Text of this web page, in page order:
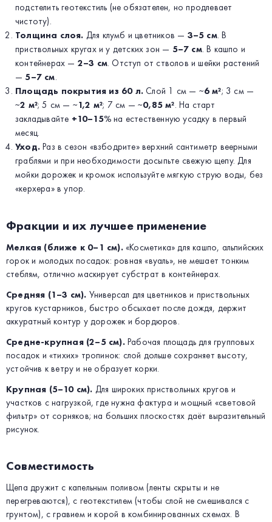
подстелить геотекстиль (не обязателен, но продлевает
чистоту).
Толщина слоя. Для клумб и цветников — 3–5 см. В
приствольных кругах и у детских зон — 5–7 см. В кашпо и
контейнерах — 2–3 см. Отступ от стволов и шейки растений
— 5–7 см.
Площадь покрытия из 60 л. Слой 1 см — ~6 м²; 3 см —
~2 м²; 5 см — ~1,2 м²; 7 см — ~0,85 м². На старт
закладывайте +10–15% на естественную усадку в первый
месяц.
Уход. Раз в сезон «взбодрите» верхний сантиметр веерными
граблями и при необходимости досыпьте свежую щепу. Для
мойки дорожек и кромок используйте мягкую струю воды, без
«керхера» в упор.
Фракции и их лучшее применение
Мелкая (ближе к 0–1 см).«Косметика» для кашпо, альпийских
горок и молодых посадок: ровная «вуаль», не мешает тонким
стеблям, отлично маскирует субстрат в контейнерах.
Средняя (1–3 см). Универсал для цветников и приствольных
кругов кустарников, быстро обсыхает после дождя, держит
аккуратный контур у дорожек и бордюров.
Средне-крупная (2–5 см).Рабочая площадь для групповых
посадок и «тихих» тропинок: слой дольше сохраняет высоту,
устойчив к ветру и не образует корки.
Крупная (5–10 см). Для широких приствольных кругов и
участков с нагрузкой, где нужна фактура и мощный «световой
фильтр» от сорняков; на больших плоскостях даёт выразительный
рисунок.
Совместимость
Щепа дружит с капельным поливом (ленты скрыты и не
перегреваются), с геотекстилем (чтобы слой не смешивался с
грунтом), с гравием и корой в комбинированных схемах. В